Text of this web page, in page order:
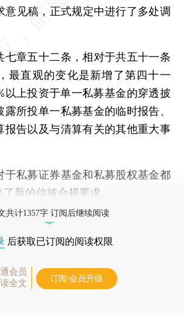
意见稿，正式规定中进行了多处调
章五十二条，相对于共五十一条
最直观的变化是新增了第四十一
以上投资于单一私募基金的穿透披
所投单一私募基金的临时报告、
报告以及与清算有关的其他重大事
私募证券基金和私募股权基金都
新的信披合规要求。
共计1357字 订阅后继续阅读
后获取已订阅的阅读权限
会员
全文
订阅/会员升级